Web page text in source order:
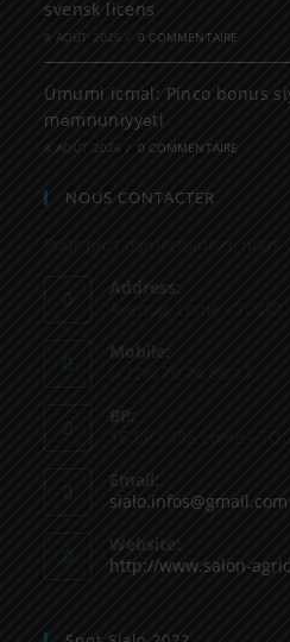
svensk licens
8 AOÛT 2026 0 COMMENTAIRE
Ümumi icmal: Pinco bonus
məmnuniyyəti
8 AOÛT 2026 / 0 COMMENTAIRE
NOUS CONTACTER
Address:
Mobile:
BP:
Email:
sialo.infos@gmail.com
Website:
http://www.salon-